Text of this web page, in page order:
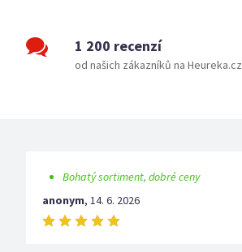
1 200 recenzí
od našich zákazníků na Heureka.cz
Bohatý sortiment, dobré ceny
anonym, 14. 6. 2026